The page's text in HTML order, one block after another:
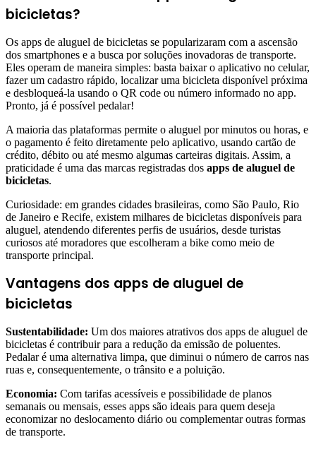
bicicletas?
Os apps de aluguel de bicicletas se popularizaram com a ascensão
dos smartphones e a busca por soluções inovadoras de transporte.
Eles operam de maneira simples: basta baixar o aplicativo no celular,
fazer um cadastro rápido, localizar uma bicicleta disponível próxima
e desbloqueá-la usando o QR code ou número informado no app.
Pronto, já é possível pedalar!
A maioria das plataformas permite o aluguel por minutos ou horas, e
o pagamento é feito diretamente pelo aplicativo, usando cartão de
crédito, débito ou até mesmo algumas carteiras digitais. Assim, a
praticidade é uma das marcas registradas dos apps de aluguel de
bicicletas.
Curiosidade: em grandes cidades brasileiras, como São Paulo, Rio
de Janeiro e Recife, existem milhares de bicicletas disponíveis para
aluguel, atendendo diferentes perfis de usuários, desde turistas
curiosos até moradores que escolheram a bike como meio de
transporte principal.
Vantagens dos apps de aluguel de
bicicletas
Sustentabilidade: Um dos maiores atrativos dos apps de aluguel de
bicicletas é contribuir para a redução da emissão de poluentes.
Pedalar é uma alternativa limpa, que diminui o número de carros nas
ruas e, consequentemente, o trânsito e a poluição.
Economia: Com tarifas acessíveis e possibilidade de planos
semanais ou mensais, esses apps são ideais para quem deseja
economizar no deslocamento diário ou complementar outras formas
de transporte.